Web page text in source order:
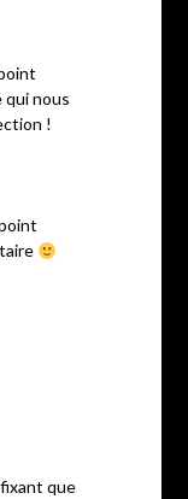
qui nous
!
que